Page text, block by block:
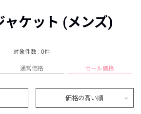
ャケット (メンズ)
対象件数 : 0件
通常価格 セール価格
価格の高い順